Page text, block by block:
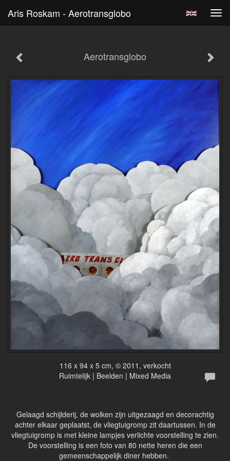
Aris Roskam - Aerotransglobo
Aerotransglobo
116 x 94 x 5 cm, © 2011, verkocht
Ruimtelijk | Beelden | Mixed Media
Gelaagd schijlderij, de wolken zijn uitgezaagd en decorachtig
achter elkaar geplaatst, de vliegtuigromp zit daartussen. In de
vliegtuigromp is met kleine lampjes verlichte voorstelling te zien.
De voorstelling is een foto van 80 nette heren die een
gemeenschappelijk diner hebben.